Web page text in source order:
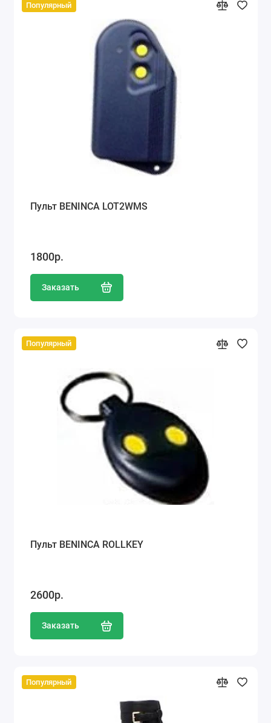
Популярный
Пульт BENINCA LOT2WMS
1800р.
Заказать
Популярный
Пульт BENINCA ROLLKEY
2600р.
Заказать
Популярный